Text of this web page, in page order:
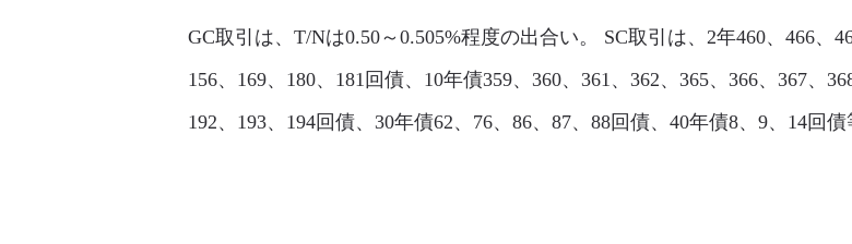
GC取引は、T/Nは0.50～0.505%程度の出合い。 SC取引は、2年460、466、
156、169、180、181回債、10年債359、360、361、362、365、366、367、
192、193、194回債、30年債62、76、86、87、88回債、40年債8、9、14回